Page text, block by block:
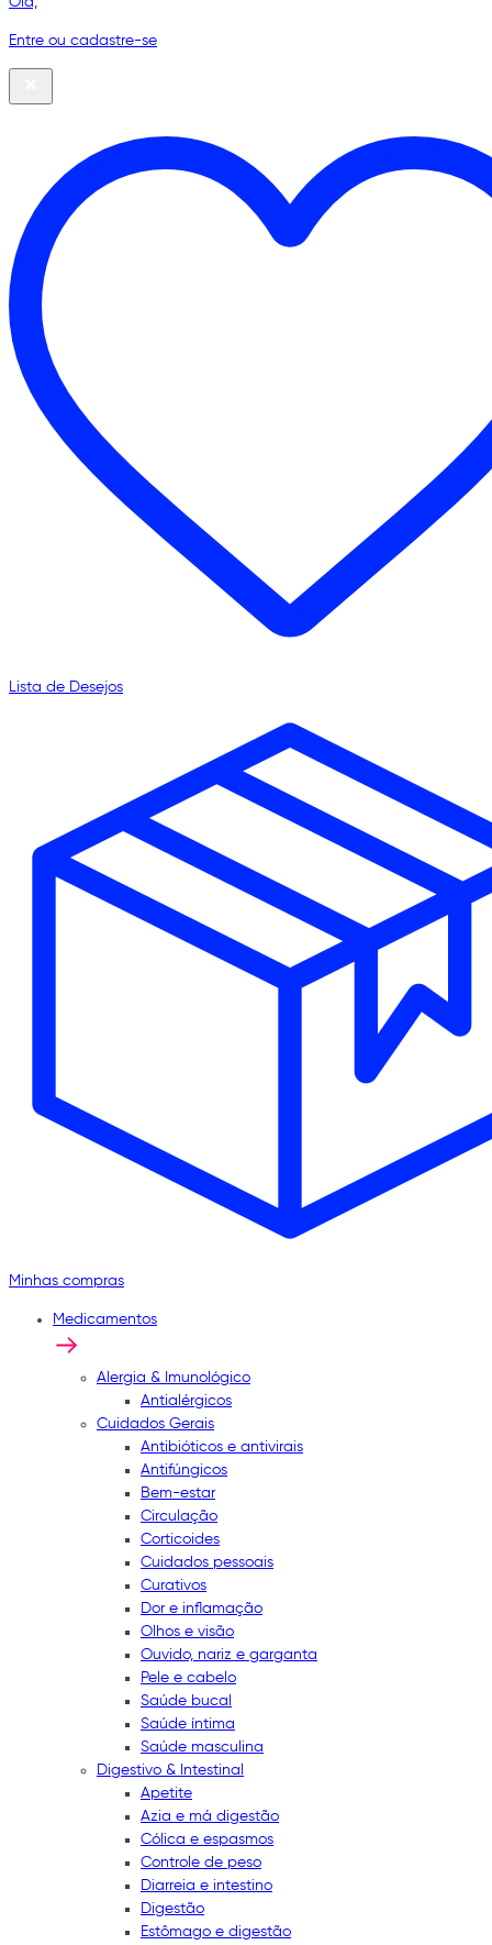
Entre ou cadastre-se
Lista de Desejos
Minhas compras
Medicamentos
Alergia & Imunológico
Antialérgicos
Cuidados Gerais
Antibióticos e antivirais
Antifúngicos
Bem-estar
Circulação
Corticoides
Cuidados pessoais
Curativos
Dor e inflamação
Olhos e visão
Ouvido, nariz e garganta
Pele e cabelo
Saúde bucal
Saúde íntima
Saúde masculina
Digestivo & Intestinal
Apetite
Azia e má digestão
Cólica e espasmos
Controle de peso
Diarreia e intestino
Digestão
Estômago e digestão